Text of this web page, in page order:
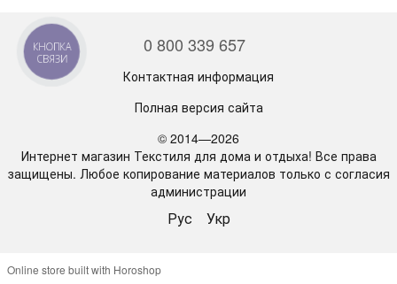
0 800 339 657
Контактная информация
Полная версия сайта
© 2014—2026
Интернет магазин Текстиля для дома и отдыха! Все права
защищены. Любое копирование материалов только с согласия
администрации
Рус Укр
Online store built with Horoshop
КНОПКА
СВЯЗИ